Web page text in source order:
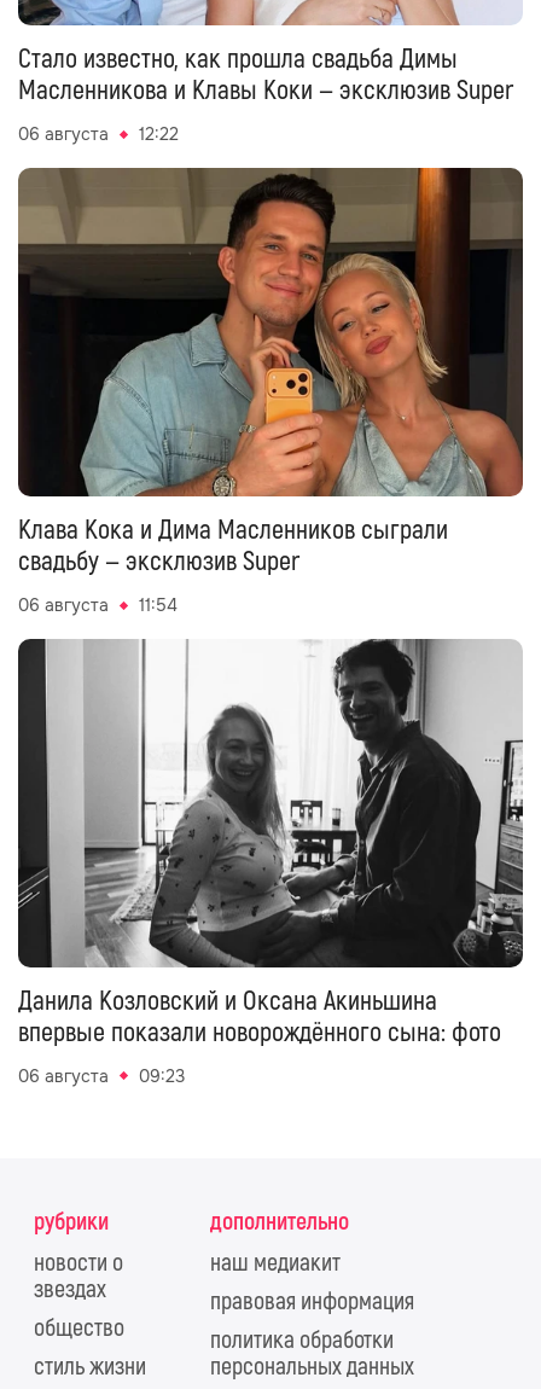
Стало известно, как прошла свадьба Димы
Масленникова и Клавы Коки — эксклюзив Super
06 августа 12:22
Клава Кока и Дима Масленников сыграли
свадьбу — эксклюзив Super
06 августа 11:54
Данила Козловский и Оксана Акиньшина
впервые показали новорождённого сына: фото
06 августа 09:23
рубрики
новости о
звездах
общество
стиль жизни
дополнительно
наш медиакит
правовая информация
политика обработки
персональных данных